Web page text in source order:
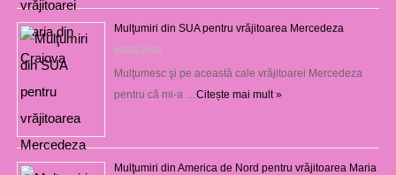
Mulţumiri din SUA pentru vrăjitoarea Mercedeza
08/08/2026
Mulţumesc şi pe această cale vrăjitoarei Mercedeza
pentru că mi-a … Citește mai mult »
Mulţumiri din America de Nord pentru vrăjitoarea Maria